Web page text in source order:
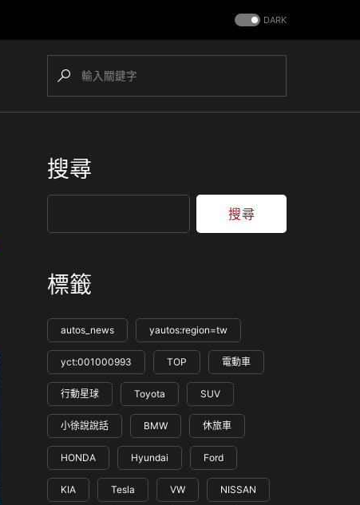
DARK
搜尋
搜尋
標籤
autos_news yautos:region=tw
yct:001000993 TOP 電動車
行動星球 Toyota SUV
小徐說說話 BMW 休旅車
HONDA Hyundai Ford
KIA Tesla VW NISSAN